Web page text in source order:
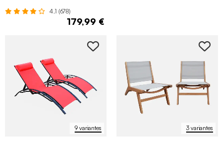
4.1 (678)
179,99 €
9 variantes 3 variantes